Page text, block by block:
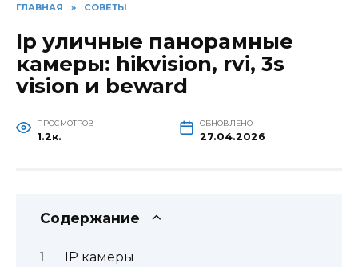
ГЛАВНАЯ » СОВЕТЫ
Ip уличные панорамные
камеры: hikvision, rvi, 3s
vision и beward
ПРОСМОТРОВ
1.2к.
ОБНОВЛЕНО
27.04.2026
Содержание
IP камеры